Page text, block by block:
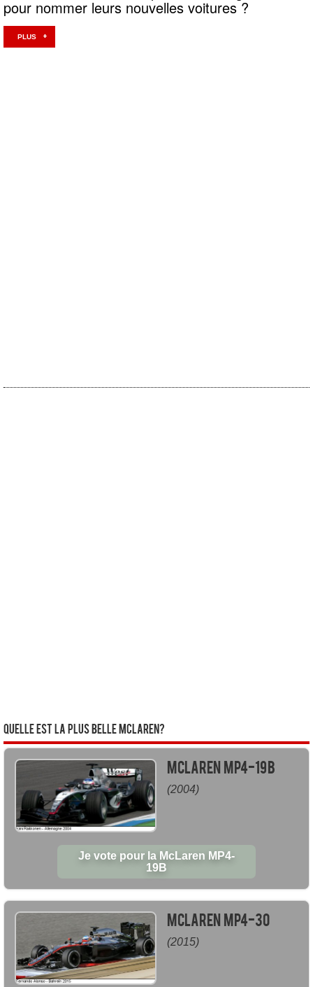
pour nommer leurs nouvelles voitures ?
PLUS
Quelle est la plus belle McLaren?
McLaren MP4-19B
(2004)
Je vote pour la McLaren MP4-
19B
McLaren MP4-30
(2015)